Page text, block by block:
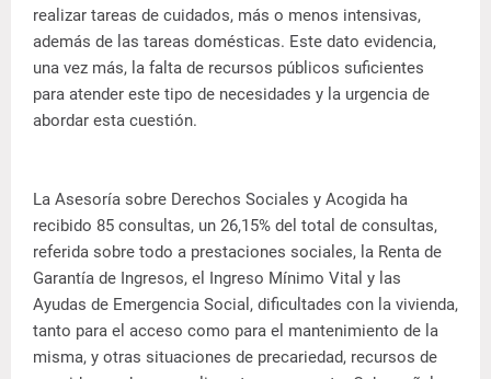
realizar tareas de cuidados, más o menos intensivas,
además de las tareas domésticas. Este dato evidencia,
una vez más, la falta de recursos públicos suficientes
para atender este tipo de necesidades y la urgencia de
abordar esta cuestión.
La Asesoría sobre Derechos Sociales y Acogida ha
recibido 85 consultas, un 26,15% del total de consultas,
referida sobre todo a prestaciones sociales, la Renta de
Garantía de Ingresos, el Ingreso Mínimo Vital y las
Ayudas de Emergencia Social, dificultades con la vivienda,
tanto para el acceso como para el mantenimiento de la
misma, y otras situaciones de precariedad, recursos de